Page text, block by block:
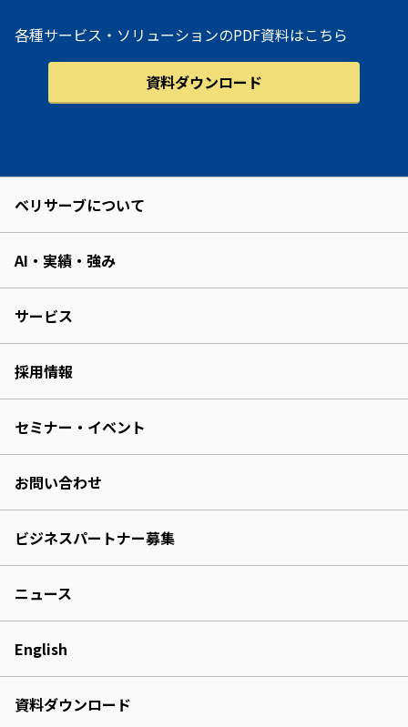
各種サービス・ソリューションのPDF資料はこちら
資料ダウンロード
ベリサーブについて
AI・実績・強み
サービス
採用情報
セミナー・イベント
お問い合わせ
ビジネスパートナー募集
ニュース
English
資料ダウンロード